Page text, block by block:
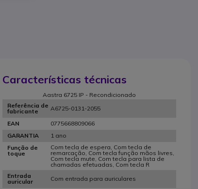
Características técnicas
Aastra 6725 IP - Recondicionado
Referência de
fabricante
A6725-0131-2055
EAN
0775668809066
GARANTIA
1 ano
Função de
toque
Com tecla de espera, Com tecla de
remarcação, Com tecla função mãos livres,
Com tecla mute, Com tecla para lista de
chamadas efetuadas, Com tecla R
Entrada
auricular
Com entrada para auriculares